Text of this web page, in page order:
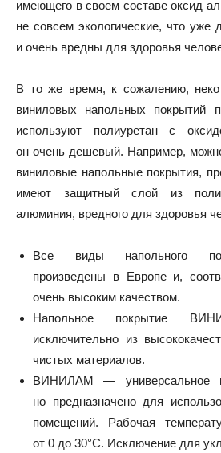
имеющего в своем составе оксид
не совсем экологические, что уже
и очень вредны для здоровья
В то же время, к сожалению,
виниловых напольных покрытий
используют полиуретан с
он очень дешевый. Например,
виниловые напольные покрытия,
имеют защитный слой из
алюминия, вредного для здоровья
Все виды напольного
произведены в Европе и,
очень высоким качеством.
Напольное покрытие
исключительно из
чистых материалов.
ВИНИЛАМ — универсальное
но предназначено для
помещений. Рабочая
от 0 до 30°С. Исключение для